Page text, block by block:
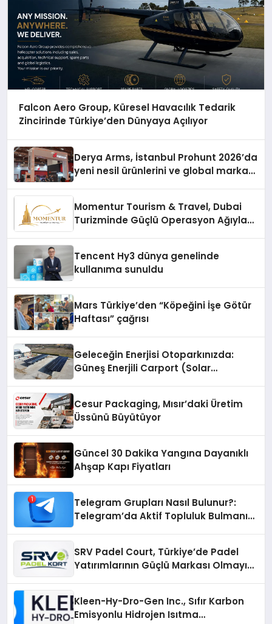
Falcon Aero Group, Küresel Havacılık Tedarik
Zincirinde Türkiye’den Dünyaya Açılıyor
Derya Arms, İstanbul Prohunt 2026’da
yeni nesil ürünlerini ve global marka
Momentur Tourism & Travel, Dubai
Turizminde Güçlü Operasyon Ağıyla
Tencent Hy3 dünya genelinde
kullanıma sunuldu
Mars Türkiye’den “Köpeğini İşe Götür
Haftası” çağrısı
Geleceğin Enerjisi Otoparkınızda:
Güneş Enerjili Carport (Solar
Cesur Packaging, Mısır’daki Üretim
Üssünü Büyütüyor
Güncel 30 Dakika Yangına Dayanıklı
Ahşap Kapı Fiyatları
Telegram Grupları Nasıl Bulunur?:
Telegram’da Aktif Topluluk Bulmanın
SRV Padel Court, Türkiye’de Padel
Yatırımlarının Güçlü Markası Olmayı
Kleen-Hy-Dro-Gen Inc., Sıfır Karbon
Emisyonlu Hidrojen Isıtma